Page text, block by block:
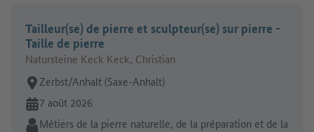
Tailleur(se) de pierre et sculpteur(se) sur pierre -
Taille de pierre
Natursteine Keck Keck, Christian
Lieu de travail:
Zerbst/Anhalt (Saxe-Anhalt)
En ligne depuis:
7 août 2026
Secteur:
Métiers de la pierre naturelle, de la préparation et de la